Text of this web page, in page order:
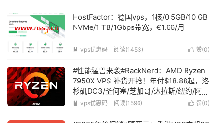
HostFactor：德国vps，1核/0.5GB/10 GB
NVMe/1 TB/1Gbps带宽，€1.66/月
 赞(0)
 vps优惠码 阅读(1453)
#性能猛兽来袭#RackNerd：AMD Ryzen
7950X VPS 补货开抢！年付$18.88起，洛
杉矶DC3/圣何塞/芝加哥/达拉斯/纽约/阿什
本等机房
 赞(0)
 vps优惠码 阅读(1596)